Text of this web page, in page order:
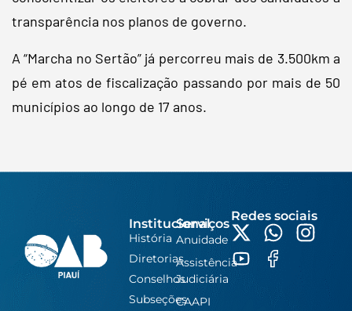
transparência nos planos de governo.
A “Marcha no Sertão” já percorreu mais de 3.500km a
pé em atos de fiscalização passando por mais de 50
municípios ao longo de 17 anos.
Institucional
História
Diretorias
Conselhos
Subseções
Serviços
Anuidade
Assistência
Judiciária
CAAPI
Redes sociais